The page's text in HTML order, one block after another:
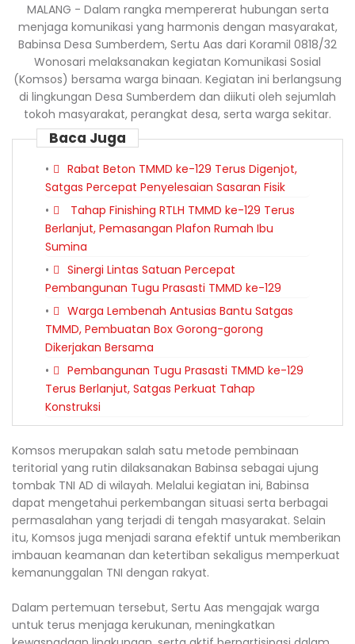
MALANG - Dalam rangka mempererat hubungan serta
menjaga komunikasi yang harmonis dengan masyarakat,
Babinsa Desa Sumberdem, Sertu Aas dari Koramil 0818/32
Wonosari melaksanakan kegiatan Komunikasi Sosial
(Komsos) bersama warga binaan. Kegiatan ini berlangsung
di lingkungan Desa Sumberdem dan diikuti oleh sejumlah
tokoh masyarakat, perangkat desa, serta warga sekitar.
Baca Juga
Rabat Beton TMMD ke-129 Terus Digenjot,
Satgas Percepat Penyelesaian Sasaran Fisik
Tahap Finishing RTLH TMMD ke-129 Terus
Berlanjut, Pemasangan Plafon Rumah Ibu
Sumina
Sinergi Lintas Satuan Percepat
Pembangunan Tugu Prasasti TMMD ke-129
Warga Lembenah Antusias Bantu Satgas
TMMD, Pembuatan Box Gorong-gorong
Dikerjakan Bersama
Pembangunan Tugu Prasasti TMMD ke-129
Terus Berlanjut, Satgas Perkuat Tahap
Konstruksi
Komsos merupakan salah satu metode pembinaan
teritorial yang rutin dilaksanakan Babinsa sebagai ujung
tombak TNI AD di wilayah. Melalui kegiatan ini, Babinsa
dapat mengetahui perkembangan situasi serta berbagai
permasalahan yang terjadi di tengah masyarakat. Selain
itu, Komsos juga menjadi sarana efektif untuk memberikan
imbauan keamanan dan ketertiban sekaligus memperkuat
kemanunggalan TNI dengan rakyat.
Dalam pertemuan tersebut, Sertu Aas mengajak warga
untuk terus menjaga kerukunan, meningkatkan